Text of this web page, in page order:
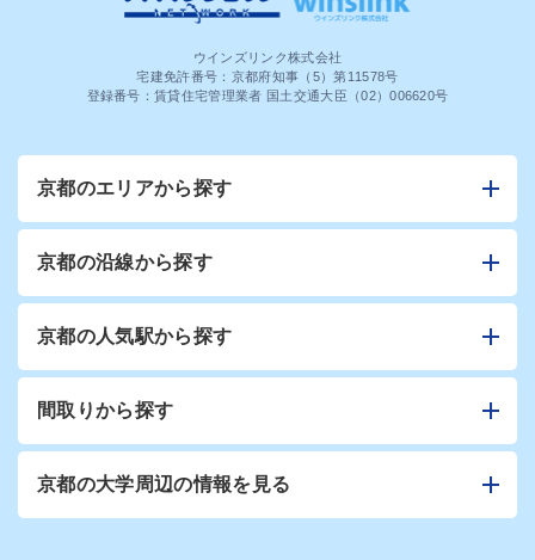
ウインズリンク株式会社
宅建免許番号：京都府知事（5）第11578号
登録番号：賃貸住宅管理業者 国土交通大臣（02）006620号
京都のエリアから探す
京都の沿線から探す
京都の人気駅から探す
間取りから探す
京都の大学周辺の情報を見る